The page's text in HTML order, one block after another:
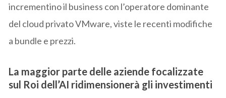
incrementino il business con l’operatore dominante
del cloud privato VMware, viste le recenti modifiche
a bundle e prezzi.
La maggior parte delle aziende focalizzate
sul Roi dell’AI ridimensionerà gli investimenti